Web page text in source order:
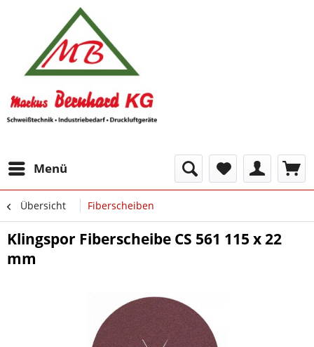
Menü
Übersicht Fiberscheiben
Klingspor Fiberscheibe CS 561 115 x 22
mm